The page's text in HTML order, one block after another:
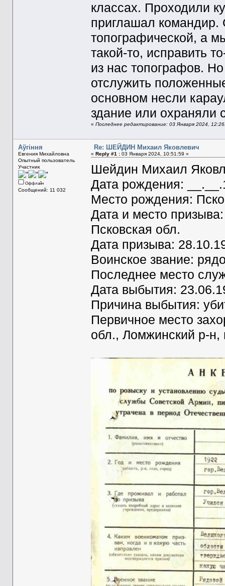
классах. Проходили
приглашал командир.
топографической, а
такой-то, исправить
из нас топографов.
отслужить
основном несли
здание или охраняли
« Последнее редактирование: 03 Января 2024,
Aўгiння
Евгения Михайловна
Опытный пользователь
Участник
Оффлайн
Сообщений: 11 032
Re: ШЕЙДИН Михаил Яковлевич
« Reply #1 :03 Января 2024, 10:51:59 »
Шейдин Михаил
Дата рождения:
Место рождения:
Дата и место
Псковская обл.
Дата призыва:
Воинское звание:
Последнее место
Дата выбытия:
Причина выбытия:
Первичное место
обл., Ломжинский р-н,